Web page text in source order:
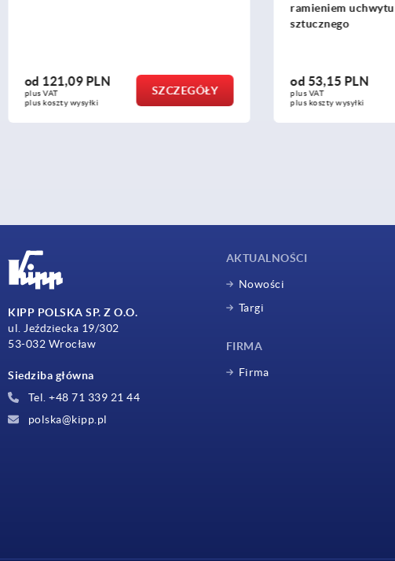
od 121,09 PLN
plus VAT
plus koszty wysyłki
SZCZEGÓŁY
ramieniem
sztucznego
od 53,15 PLN
plus VAT
plus koszty wysyłki
KIPP POLSKA SP. Z O.O.
ul. Jeździecka 19/302
53-032 Wrocław
Siedziba główna
Tel. +48 71 339 21 44
polska@kipp.pl
AKTUALNOŚCI
Nowości
Targi
FIRMA
Firma